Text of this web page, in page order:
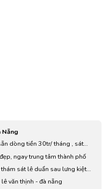
Nẵng
dòng tiền 30tr/ tháng , sát
ngay trung tâm thành phố
sát lê duẩn sau lưng kiệt
kinh doanh buôn bán sầm
văn thịnh - đà nẵng